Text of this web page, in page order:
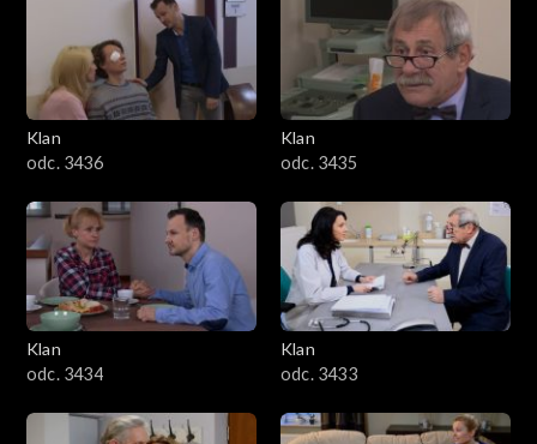
Klan
odc. 3436
Klan
odc. 3435
Klan
odc. 3434
Klan
odc. 3433